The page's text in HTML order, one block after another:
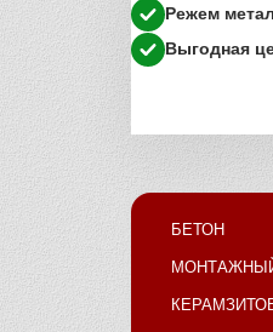
Режем
Выгодная
БЕТОН